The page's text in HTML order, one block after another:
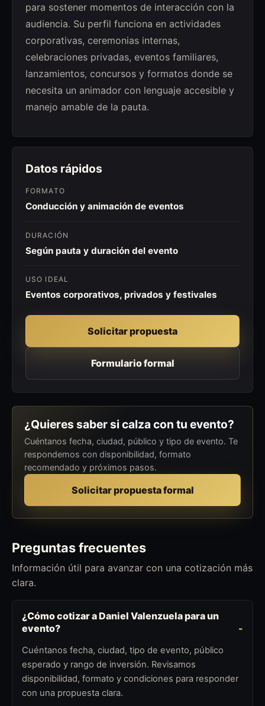
para sostener momentos de interacción con la
audiencia. Su perfil funciona en actividades
corporativas, ceremonias internas,
celebraciones privadas, eventos familiares,
lanzamientos, concursos y formatos donde se
necesita un animador con lenguaje accesible y
manejo amable de la pauta.
Datos rápidos
FORMATO
Conducción y animación de eventos
DURACIÓN
Según pauta y duración del evento
USO IDEAL
Eventos corporativos, privados y festivales
Solicitar propuesta
Formulario formal
¿Quieres saber si calza con tu evento?
Cuéntanos fecha, ciudad, público y tipo de evento. Te
respondemos con disponibilidad, formato
recomendado y próximos pasos.
Solicitar propuesta formal
Preguntas frecuentes
Información útil para avanzar con una cotización más
clara.
¿Cómo cotizar a Daniel Valenzuela para un
evento?
Cuéntanos fecha, ciudad, tipo de evento, público
esperado y rango de inversión. Revisamos
disponibilidad, formato y condiciones para responder
con una propuesta clara.